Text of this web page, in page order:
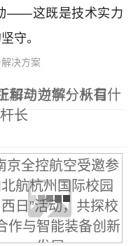
——这既是技术实力
守。
决方案
和动力学分析有什
解与逆解：从目
长